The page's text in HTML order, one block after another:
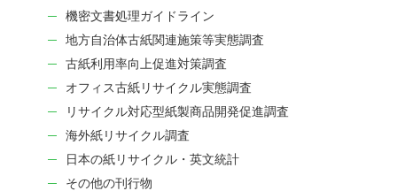
機密文書処理ガイドライン
地方自治体古紙関連施策等実態調査
古紙利用率向上促進対策調査
オフィス古紙リサイクル実態調査
リサイクル対応型紙製商品開発促進調査
海外紙リサイクル調査
日本の紙リサイクル・英文統計
その他の刊行物